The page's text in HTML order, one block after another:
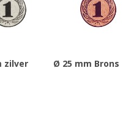
zilver Ø 25 mm Brons